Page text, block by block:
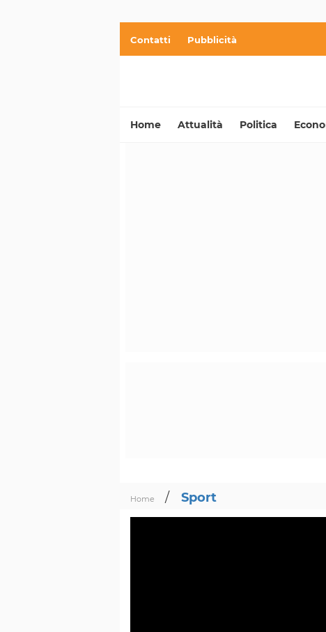
Contatti Pubblicità
Home Attualità Politica
Home / Sport